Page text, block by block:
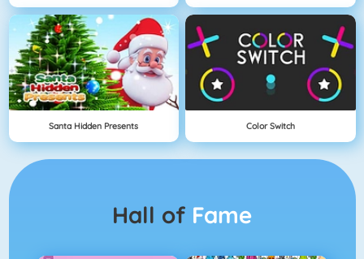
Santa Hidden Presents Color Switch
Hall of Fame